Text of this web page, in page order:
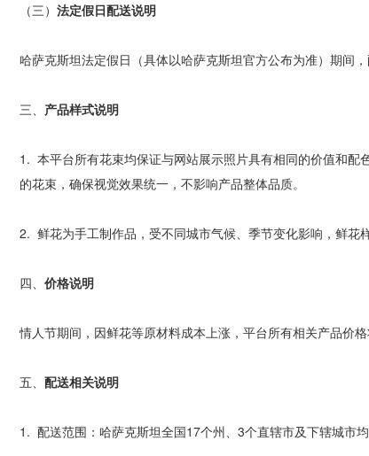
（三） 法定假日配送说明
哈萨克斯坦法定假日（具体以哈萨克斯坦官方公布为准）期间
三、 产品样式说明
1. 本平台所有花束均保证与网站展示照片具有相同的价值和
的花束，确保视觉效果统一，不影响产品整体品质。
2. 鲜花为手工制作品，受不同城市气候、季节变化影响，鲜花
四、 价格说明
情人节期间，因鲜花等原材料成本上涨，平台所有相关产品价
五、 配送相关说明
1. 配送范围：哈萨克斯坦全国17个州、 3个直辖市及下辖城市